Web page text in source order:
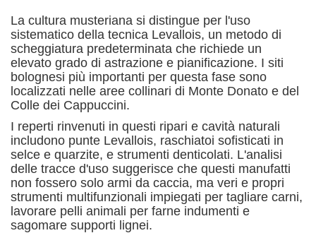
La cultura musteriana si distingue per l'uso
sistematico della tecnica Levallois, un metodo di
scheggiatura predeterminata che richiede un
elevato grado di astrazione e pianificazione. I siti
bolognesi più importanti per questa fase sono
localizzati nelle aree collinari di Monte Donato e del
Colle dei Cappuccini.
I reperti rinvenuti in questi ripari e cavità naturali
includono punte Levallois, raschiatoi sofisticati in
selce e quarzite, e strumenti denticolati. L'analisi
delle tracce d'uso suggerisce che questi manufatti
non fossero solo armi da caccia, ma veri e propri
strumenti multifunzionali impiegati per tagliare carni,
lavorare pelli animali per farne indumenti e
sagomare supporti lignei.